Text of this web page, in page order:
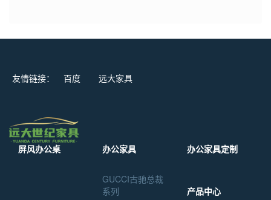
友情链接： 百度 远大家具
屏风办公桌 办公家具
GUCCI古驰总裁
系列
办公家具定制
产品中心